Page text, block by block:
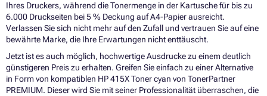
Ihres Druckers, während die Tonermenge in der Kartusche für bis zu
6.000 Druckseiten bei 5 % Deckung auf A4-Papier ausreicht.
Verlassen Sie sich nicht mehr auf den Zufall und vertrauen Sie auf eine
bewährte Marke, die Ihre Erwartungen nicht enttäuscht.
Jetzt ist es auch möglich, hochwertige Ausdrucke zu einem deutlich
günstigeren Preis zu erhalten. Greifen Sie einfach zu einer Alternative
in Form von kompatiblen HP 415X Toner cyan von TonerPartner
PREMIUM. Dieser wird Sie mit seiner Professionalität überraschen, die